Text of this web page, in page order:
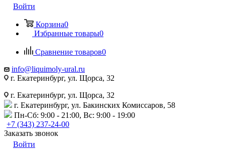
Войти
Корзина0
Избранные товары0
Сравнение товаров0
info@liquimoly-ural.ru
г. Екатеринбург, ул. Щорса, 32
г. Екатеринбург, ул. Щорса, 32
г. Екатеринбург, ул. Бакинских Комиссаров, 58
Пн-Сб: 9:00 - 21:00, Вс: 9:00 - 19:00
+7 (343) 237-24-00
Заказать звонок
Войти